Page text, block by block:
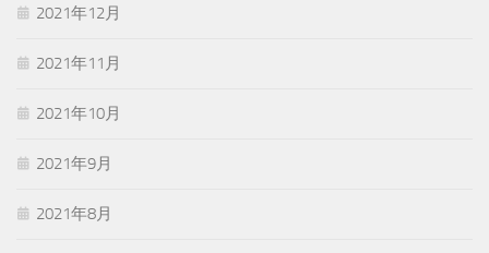
2021年12月
2021年11月
2021年10月
2021年9月
2021年8月